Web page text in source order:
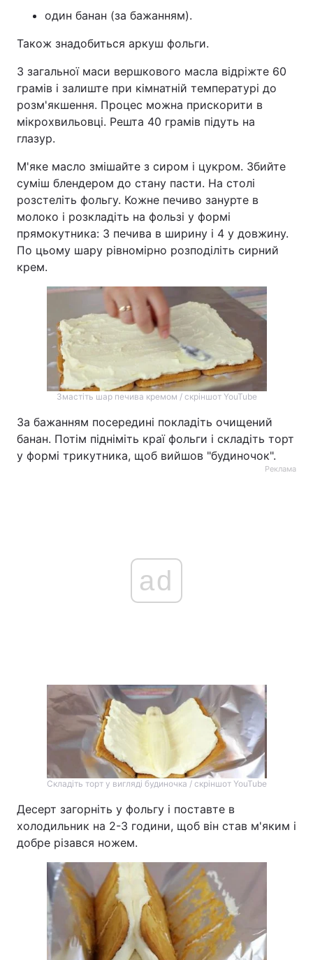
один банан (за бажанням).
Також знадобиться аркуш фольги.
З загальної маси вершкового масла відріжте 60
грамів і залиште при кімнатній температурі до
розм'якшення. Процес можна прискорити в
мікрохвильовці. Решта 40 грамів підуть на
глазур.
М'яке масло змішайте з сиром і цукром. Збийте
суміш блендером до стану пасти. На столі
розстеліть фольгу. Кожне печиво занурте в
молоко і розкладіть на фользі у формі
прямокутника: 3 печива в ширину і 4 у довжину.
По цьому шару рівномірно розподіліть сирний
крем.
Змастіть шар печива кремом / скріншот YouTube
За бажанням посередині покладіть очищений
банан. Потім підніміть краї фольги і складіть торт
у формі трикутника, щоб вийшов "будиночок".
Реклама
ad
Складіть торт у вигляді будиночка / скріншот YouTube
Десерт загорніть у фольгу і поставте в
холодильник на 2-3 години, щоб він став м'яким і
добре різався ножем.